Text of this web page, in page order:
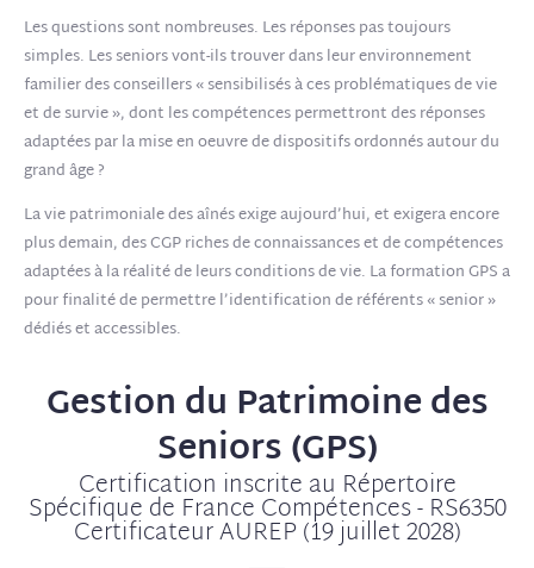
Les questions sont nombreuses. Les réponses pas toujours
simples. Les seniors vont-ils trouver dans leur environnement
familier des conseillers « sensibilisés à ces problématiques de vie
et de survie », dont les compétences permettront des réponses
adaptées par la mise en oeuvre de dispositifs ordonnés autour du
grand âge ?
La vie patrimoniale des aînés exige aujourd’hui, et exigera encore
plus demain, des CGP riches de connaissances et de compétences
adaptées à la réalité de leurs conditions de vie. La formation GPS a
pour finalité de permettre l’identification de référents « senior »
dédiés et accessibles.
Gestion du Patrimoine des
Seniors (GPS)
Certification inscrite au Répertoire
Spécifique de France Compétences - RS6350
Certificateur AUREP (19 juillet 2028)